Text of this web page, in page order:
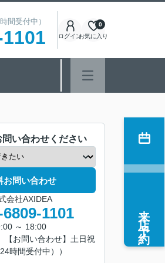
間受付中）
ログインお気に入り
0
問い合わせください
お問い合わせ
会社AXIDEA
1101
～ 18:00
【お問い合わせ】土日祝
時間受付中））
来店予約